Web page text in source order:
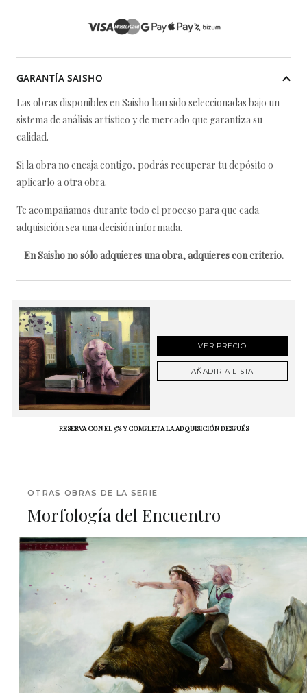
GARANTÍA SAISHO
Las obras disponibles en Saisho han sido seleccionadas bajo un
sistema de análisis artístico y de mercado que garantiza su
calidad.
Si la obra no encaja contigo, podrás recuperar tu depósito o
aplicarlo a otra obra.
Te acompañamos durante todo el proceso para que cada
adquisición sea una decisión informada.
En Saisho no sólo adquieres una obra, adquieres con criterio.
VER PRECIO
AÑADIR A LISTA
RESERVA CON EL 5% Y COMPLETA LA ADQUISICIÓN DESPUÉS
OTRAS OBRAS DE LA SERIE
Morfología del Encuentro